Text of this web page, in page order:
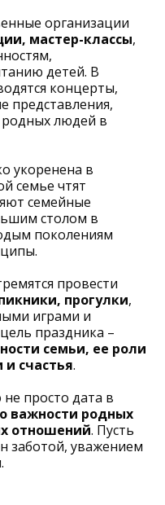
организации
мастер-классы,
детей. В
концерты,
представления,
людей в
укоренена в
семье чтят
семейные
столом в
поколениям
провести
прогулки,
играми и
праздника –
семьи, ее роли
счастья.
просто дата в
важности родных
отношений. Пусть
заботой, уважением